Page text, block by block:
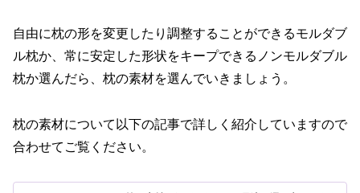
自由に枕の形を変更したり調整することができるモルダブ
ル枕か、常に安定した形状をキープできるノンモルダブル
枕か選んだら、枕の素材を選んでいきましょう。
枕の素材について以下の記事で詳しく紹介していますので
合わせてご覧ください。